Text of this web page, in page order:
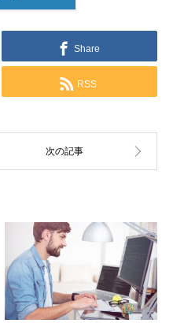
Share
RSS